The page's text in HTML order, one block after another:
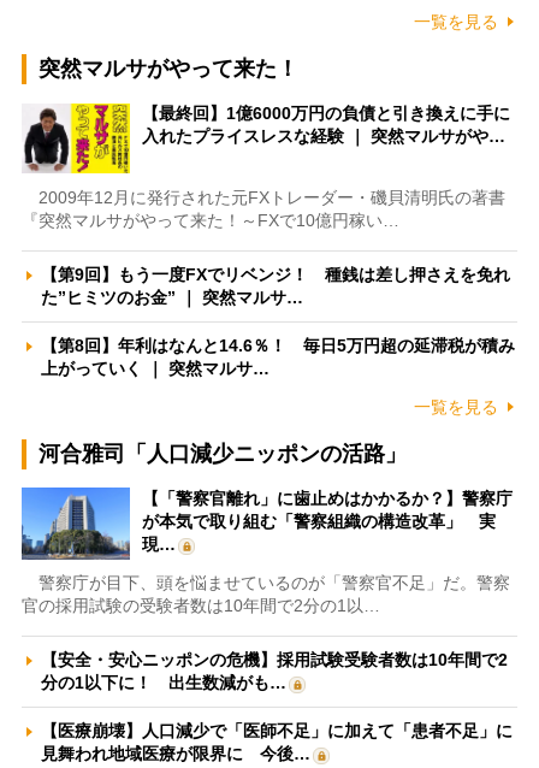
一覧を見る
突然マルサがやって来た！
【最終回】1億6000万円の負債と引き換えに手に
入れたプライスレスな経験 ｜ 突然マルサがや…
2009年12月に発行された元FXトレーダー・磯貝清明氏の著書
『突然マルサがやって来た！～FXで10億円稼い…
【第9回】もう一度FXでリベンジ！ 種銭は差し押さえを免れ
た”ヒミツのお金” ｜ 突然マルサ…
【第8回】年利はなんと14.6％！ 毎日5万円超の延滞税が積み
上がっていく ｜ 突然マルサ…
一覧を見る
河合雅司「人口減少ニッポンの活路」
【「警察官離れ」に歯止めはかかるか？】警察庁
が本気で取り組む「警察組織の構造改革」 実
現…
警察庁が目下、頭を悩ませているのが「警察官不足」だ。警察
官の採用試験の受験者数は10年間で2分の1以…
【安全・安心ニッポンの危機】採用試験受験者数は10年間で2
分の1以下に！ 出生数減がも…
【医療崩壊】人口減少で「医師不足」に加えて「患者不足」に
見舞われ地域医療が限界に 今後…